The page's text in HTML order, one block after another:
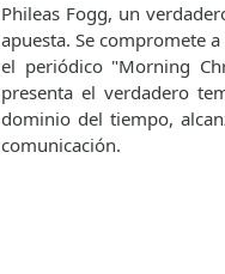
Phileas Fogg, un
apuesta. Se compromete
el periódico "Morning
presenta el verdadero
dominio del tiempo,
comunicación.